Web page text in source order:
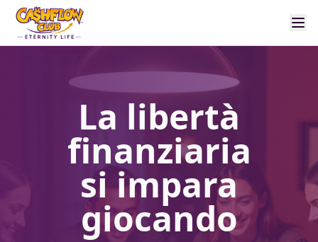
La libertà
finanziaria
si impara
giocando